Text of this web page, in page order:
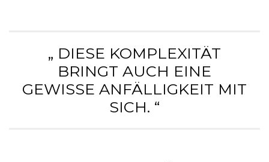
„ DIESE KOMPLEXITÄT
BRINGT AUCH EINE
GEWISSE ANFÄLLIGKEIT MIT
SICH. “